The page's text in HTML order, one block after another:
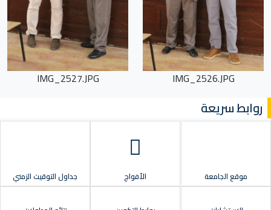
IMG_2526.JPG
IMG_2527.JPG
روابط سريعة
موقع الجامعة الأفواج جداول التوقيت الزمني